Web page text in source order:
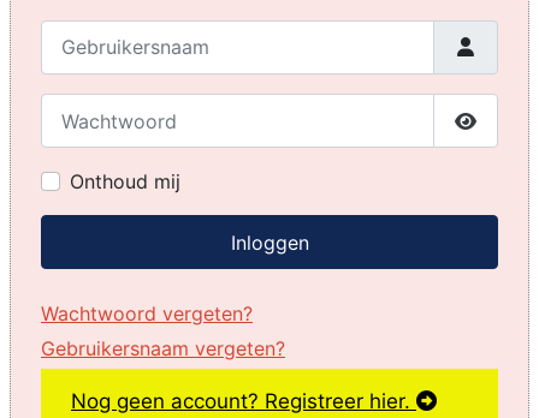
Toon
Onthoud mij
Inloggen
Wachtwoord vergeten?
Gebruikersnaam vergeten?
Nog geen account? Registreer hier.